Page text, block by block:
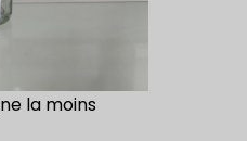
la moins